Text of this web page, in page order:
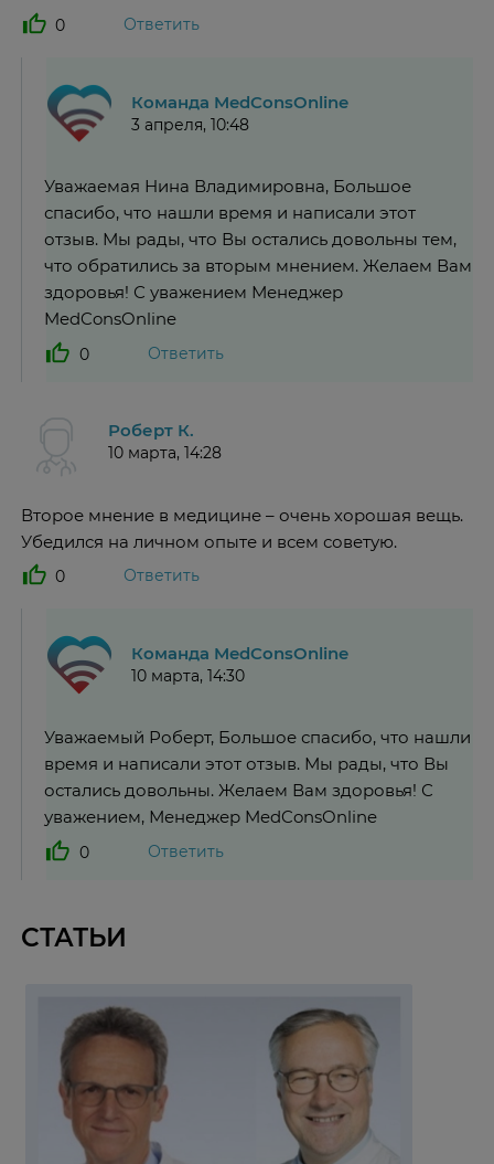
0 Ответить
Команда MedConsOnline
3 апреля, 10:48
Уважаемая Нина Владимировна, Большое
спасибо, что нашли время и написали этот
отзыв. Мы рады, что Вы остались довольны тем,
что обратились за вторым мнением. Желаем Вам
здоровья! С уважением Менеджер
MedConsOnline
0 Ответить
Роберт К.
10 марта, 14:28
Второе мнение в медицине – очень хорошая вещь.
Убедился на личном опыте и всем советую.
0 Ответить
Команда MedConsOnline
10 марта, 14:30
Уважаемый Роберт, Большое спасибо, что нашли
время и написали этот отзыв. Мы рады, что Вы
остались довольны. Желаем Вам здоровья! С
уважением, Менеджер MedConsOnline
0 Ответить
СТАТЬИ